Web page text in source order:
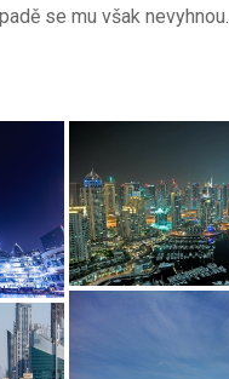
se mu však nevyhnou.